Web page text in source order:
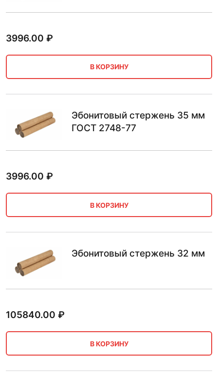
3996.00 ₽
В КОРЗИНУ
Эбонитовый стержень 35 мм
ГОСТ 2748-77
3996.00 ₽
В КОРЗИНУ
Эбонитовый стержень 32 мм
105840.00 ₽
В КОРЗИНУ